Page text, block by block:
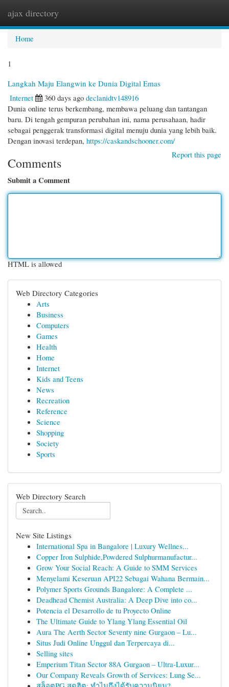
ajax directory
Home
1
Langkah Maju Elangwin ke Dunia Digital Emas
Internet
360 days ago declanidtv148916
Dunia online terus berkembang, membawa peluang dan tantangan
baru. Di tengah gempuran perubahan ini, nama perusahaan, hadir
sebagai penggerak transformasi digital menuju dunia yang lebih baik.
Dengan inovasi terdepan, https://caskandschooner.com/
Report this page
Comments
Submit a Comment
HTML is allowed
Web Directory Categories
Arts
Business
Computers
Games
Health
Home
Internet
Kids and Teens
News
Recreation
Reference
Science
Shopping
Society
Sports
Web Directory Search
New Site Listings
International Spa in Bangalore | Luxury Wellnes...
Copper Iron Sulphide,Powdered Sulphurmanufactur...
Grow Your Social Reach: A Guide to SMM Services
Menyelami Keseruan API22 Sebagai Wahana Bermain...
Polymer Sports Grounds Bangalore: A Complete ...
Deadhead Chemist Australia: A Deep Dive into co...
Potencia el Desarrollo de tu Proyecto Online
The Ultimate Guide to Ylang Ylang Essential Oil
Aura The Aerth Sector Seventy nine Gurgaon – Lu...
Situs Judi Online Unggul dan Terpercaya di...
Selling sites
Emperium Titan Sector 88A Gurgaon – Ultra-Luxur...
Our Company Reveals Growth of Services: Lung Se...